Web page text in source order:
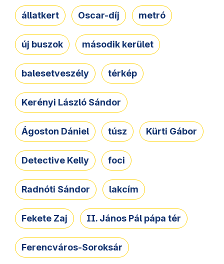
állatkert Oscar-díj metró
új buszok második kerület
balesetveszély térkép
Kerényi László Sándor
Ágoston Dániel túsz Kürti Gábor
Detective Kelly foci
Radnóti Sándor lakcím
Fekete Zaj II. János Pál pápa tér
Ferencváros-Soroksár